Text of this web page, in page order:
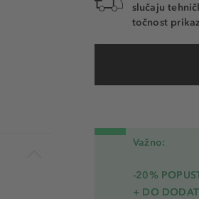
slučaju
točnost
Važno:
-20%
+ DO